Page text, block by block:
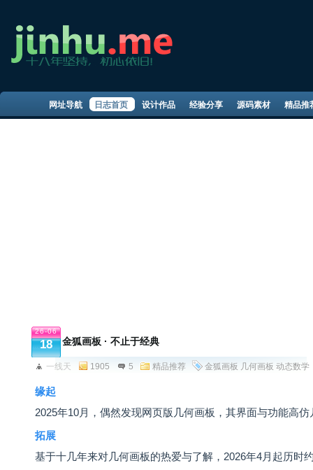
网址导航 日志首页 设计作品 经验分享 源码素材 精品推
26-06
18 金狐画板 · 不止于经典
一线天 1905 5 精品推荐 金狐画板 几何画板 动态数学
缘起
2025年10月，偶然发现网页版几何画板，其界面与功能高仿
拓展
基于十几年来对几何画板的热爱与了解，2026年4月起历时